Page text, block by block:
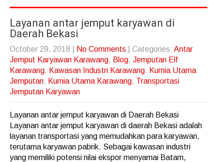
Layanan antar jemput karyawan di
Daerah Bekasi
October 29, 2018 No Comments | Categories: Antar
Jemput Karyawan Karawang, Blog, Jemputan Elf
Karawang, Kawasan Industri Karawang, Kurnia Utama
Jemputan, Kurnia Utama Karawang, Transportasi
Jemputan Karyawan
Layanan antar jemput karyawan di Daerah Bekasi
Layanan antar jemput karyawan di daerah Bekasi adalah
layanan transportasi yang memudahkan para karyawan,
terutama karyawan pabrik. Sebagai kawasan industri
yang memiliki potensi nilai ekspor menyamai Batam,